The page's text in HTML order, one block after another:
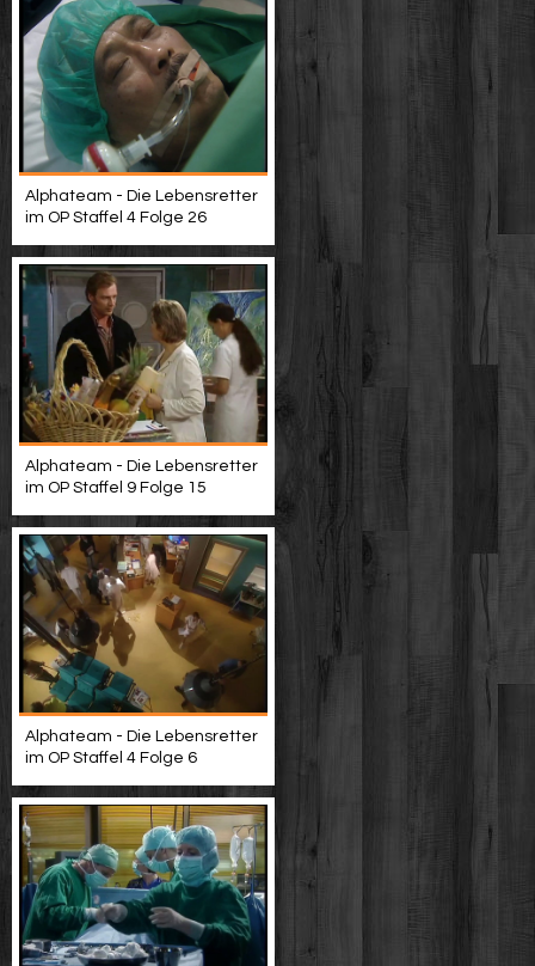
Alphateam - Die Lebensretter
im OP Staffel 4 Folge 26
Alphateam - Die Lebensretter
im OP Staffel 9 Folge 15
Alphateam - Die Lebensretter
im OP Staffel 4 Folge 6